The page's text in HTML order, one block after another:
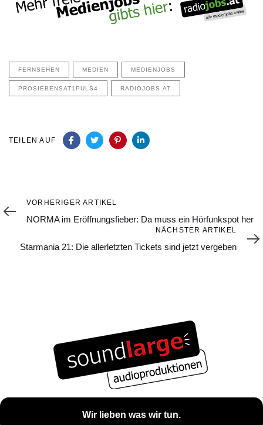
FERNSEHEN MEDIEN MEDIENJOBS
PROSIEBENSAT1PULS4 RADIOJOBS.AT
TEILEN AUF
Vorheriger
Artikel
VORHERIGER ARTIKEL
NORMA im Eröffnungsfieber: Da muss ein Hörfunkspot her
Artikel
NÄCHSTER ARTIKEL
Starmania 21: Die allerletzten Tickets sind jetzt vergeben
Wir lieben was wir tun.